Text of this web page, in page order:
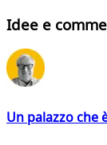
Idee e
Un palazzo che